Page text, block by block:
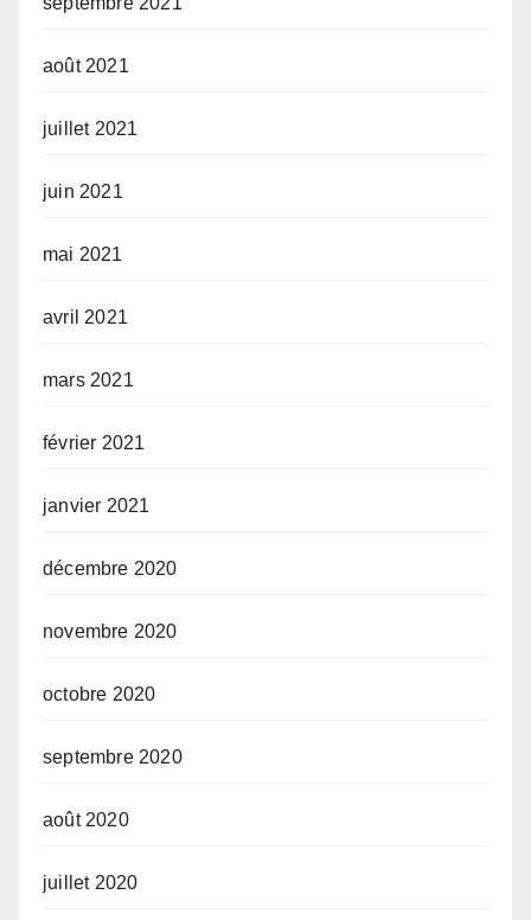
août 2021
juillet 2021
juin 2021
mai 2021
avril 2021
mars 2021
février 2021
janvier 2021
décembre 2020
novembre 2020
octobre 2020
septembre 2020
août 2020
juillet 2020